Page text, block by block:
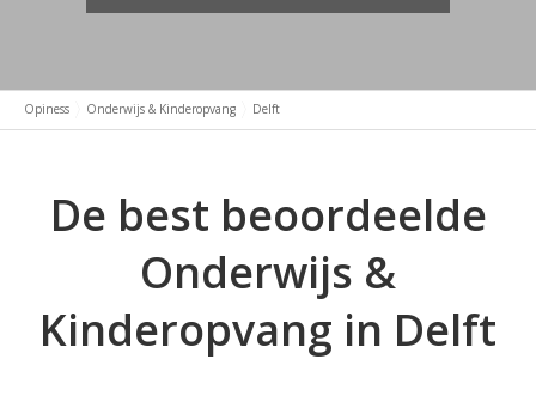
Opiness Onderwijs & Kinderopvang Delft
De best beoordeelde
Onderwijs &
Kinderopvang in Delft